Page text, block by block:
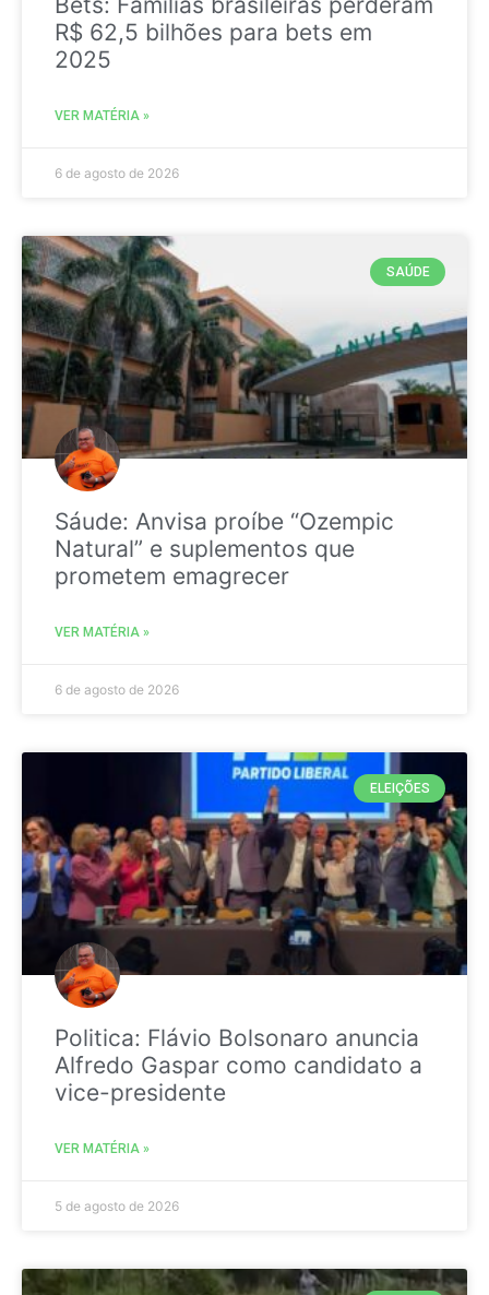
R$ 62,5 bilhões para bets em
2025
VER MATÉRIA »
6 de agosto de 2026
SAÚDE
Sáude: Anvisa proíbe “Ozempic
Natural” e suplementos que
prometem emagrecer
VER MATÉRIA »
6 de agosto de 2026
ELEIÇÕES
Politica: Flávio Bolsonaro anuncia
Alfredo Gaspar como candidato a
vice-presidente
VER MATÉRIA »
5 de agosto de 2026